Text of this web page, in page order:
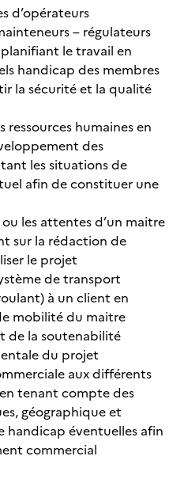
d’opérateurs
– régulateurs
le travail en
handicap des membres
la sécurité et la qualité
ressources humaines en
des
les situations de
afin de constituer une
les attentes d’un maitre
sur la rédaction de
le projet
de transport
à un client en
mobilité du maitre
de la soutenabilité
du projet
aux différents
tenant compte des
géographique et
handicap éventuelles afin
commercial